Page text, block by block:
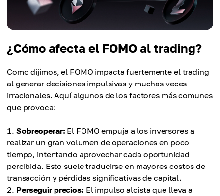
¿Cómo afecta el FOMO al trading?
Como dijimos, el FOMO impacta fuertemente el trading
al generar decisiones impulsivas y muchas veces
irracionales. Aquí algunos de los factores más comunes
que provoca:
Sobreoperar: El FOMO empuja a los inversores a
realizar un gran volumen de operaciones en poco
tiempo, intentando aprovechar cada oportunidad
percibida. Esto suele traducirse en mayores costos de
transacción y pérdidas significativas de capital.
Perseguir precios: El impulso alcista que lleva a